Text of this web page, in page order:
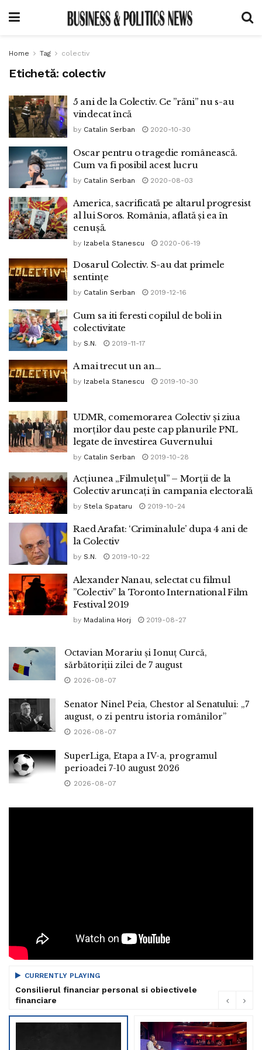
Home Tag colectiv
Etichetă: colectiv
5 ani de la Colectiv. Ce ”răni” nu s-au
vindecat încă
by Catalin Serban 2020-10-30
Oscar pentru o tragedie românească.
Cum va fi posibil acest lucru
by Catalin Serban 2020-08-03
America, sacrificată pe altarul progresist
al lui Soros. România, aflată și ea în
cenușă.
by Izabela Stanescu 2020-06-19
Dosarul Colectiv. S-au dat primele
sentințe
by Catalin Serban 2019-12-16
Cum sa iti feresti copilul de boli in
colectivitate
by S.N. 2019-11-17
A mai trecut un an…
by Izabela Stanescu 2019-10-30
UDMR, comemorarea Colectiv și ziua
morților dau peste cap planurile PNL
legate de învestirea Guvernului
by Catalin Serban 2019-10-28
Acțiunea „Filmulețul” – Morții de la
Colectiv aruncați în campania electorală
by Stela Spataru 2019-10-24
Raed Arafat: ‘Criminalule’ dupa 4 ani de
la Colectiv
by S.N. 2019-10-22
Alexander Nanau, selectat cu filmul
”Colectiv” la Toronto International Film
Festival 2019
by Madalina Horj 2019-08-27
Octavian Morariu și Ionuț Curcă,
sărbătoriții zilei de 7 august
2026-08-07
Senator Ninel Peia, Chestor al Senatului: „7
august, o zi pentru istoria românilor”
2026-08-07
SuperLiga, Etapa a IV-a, programul
perioadei 7-10 august 2026
2026-08-07
CURRENTLY PLAYING
Consilierul financiar personal si obiectivele
financiare